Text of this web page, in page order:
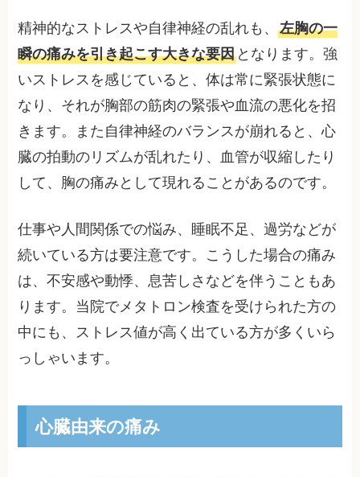
精神的なストレスや自律神経の乱れも、左胸の一
瞬の痛みを引き起こす大きな要因 となります。強
いストレスを感じていると、体は常に緊張状態に
なり、それが胸部の筋肉の緊張や血流の悪化を招
きます。また自律神経のバランスが崩れると、心
臓の拍動のリズムが乱れたり、血管が収縮したり
して、胸の痛みとして現れることがあるのです。
仕事や人間関係での悩み、睡眠不足、過労などが
続いている方は要注意です。こうした場合の痛み
は、不安感や動悸、息苦しさなどを伴うこともあ
ります。当院でメタトロン検査を受けられた方の
中にも、ストレス値が高く出ている方が多くいら
っしゃいます。
心臓由来の痛み